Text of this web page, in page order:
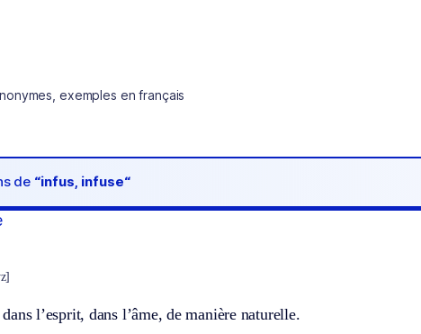
exemples en français
de “infus, infuse“
l’esprit, dans l’âme, de manière naturelle.